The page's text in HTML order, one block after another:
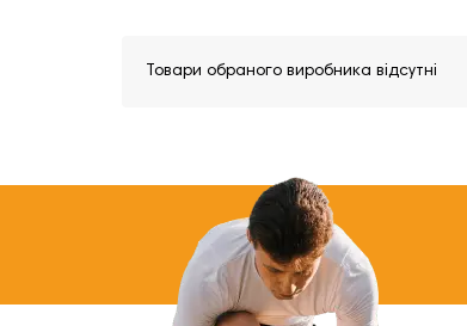
Товари обраного виробника відсутні